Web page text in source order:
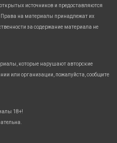
источников и предоставляются
Права на материалы принадлежат их
за содержание материала не
которые нарушают авторские
или организации, пожалуйста, сообщите
18+!